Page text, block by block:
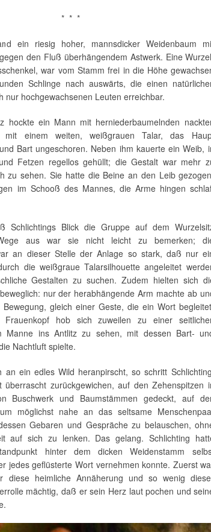
* * *
ein riesig hoher, mannsdicker Weidenbaum
den Fluß überhängendem Astwerk. Eine
war vom Stamm frei in die Höhe
Schlinge nach auswärts, die einen
nur hochgewachsenen Leuten erreichbar.
hockte ein Mann mit herniederbaumelnden
mit einem weiten, weißgrauen Talar, das
Bart ungeschoren. Neben ihm kauerte ein Weib,
Fetzen regellos gehüllt; die Gestalt war mehr
zu sehen. Sie hatte die Beine an den Leib
im Schooß des Mannes, die Arme hingen
Schlichtings Blick die Gruppe auf dem
aus war sie nicht leicht zu bemerken;
an dieser Stelle der Anlage so stark, daß nur
die weißgraue Talarsilhouette angeleitet
Gestalten zu suchen. Zudem hielten sich
nur der herabhängende Arm machte ab
gleich einer Geste, die ein Wort
hob sich zuweilen zu einer
Manne ins Antlitz zu sehen, mit dessen Bart-
Nachtluft spielte.
an ein edles Wild heranpirscht, so schritt
überrascht zurückgewichen, auf den Zehenspitzen
Buschwerk und Baumstämmen gedeckt, auf
möglichst nahe an das seltsame
Gebaren und Gespräche zu belauschen,
auf sich zu lenken. Das gelang. Schlichting
hinter dem dicken Weidenstamm
jedes geflüsterte Wort vernehmen konnte. Zuerst
diese heimliche Annäherung und so wenig
mächtig, daß er sein Herz laut pochen und